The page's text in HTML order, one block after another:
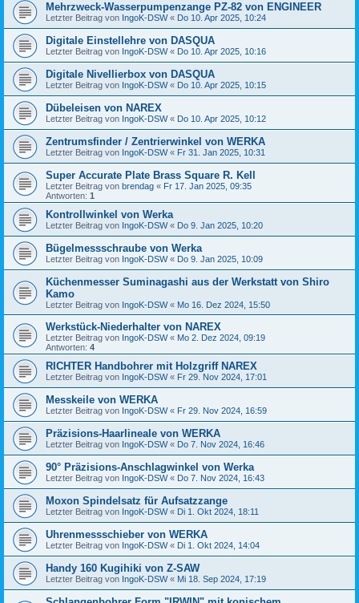
Mehrzweck-Wasserpumpenzange PZ-82 von ENGINEER
Letzter Beitrag von IngoK-DSW« Do 10. Apr 2025, 10:24
Digitale Einstellehre von DASQUA
Letzter Beitrag von IngoK-DSW« Do 10. Apr 2025, 10:16
Digitale Nivellierbox von DASQUA
Letzter Beitrag von IngoK-DSW« Do 10. Apr 2025, 10:15
Dübeleisen von NAREX
Letzter Beitrag von IngoK-DSW« Do 10. Apr 2025, 10:12
Zentrumsfinder / Zentrierwinkel von WERKA
Letzter Beitrag von IngoK-DSW« Fr 31. Jan 2025, 10:31
Super Accurate Plate Brass Square R. Kell
Letzter Beitrag von brendag « Fr 17. Jan 2025, 09:35
Antworten: 1
Kontrollwinkel von Werka
Letzter Beitrag von IngoK-DSW« Do 9. Jan 2025, 10:20
Bügelmessschraube von Werka
Letzter Beitrag von IngoK-DSW« Do 9. Jan 2025, 10:09
Küchenmesser Suminagashi aus der Werkstatt von Shiro
Kamo
Letzter Beitrag von IngoK-DSW« Mo 16. Dez 2024, 15:50
Werkstück-Niederhalter von NAREX
Letzter Beitrag von IngoK-DSW« Mo 2. Dez 2024, 09:19
Antworten: 4
RICHTER Handbohrer mit Holzgriff NAREX
Letzter Beitrag von IngoK-DSW« Fr 29. Nov 2024, 17:01
Messkeile von WERKA
Letzter Beitrag von IngoK-DSW« Fr 29. Nov 2024, 16:59
Präzisions-Haarlineale von WERKA
Letzter Beitrag von IngoK-DSW« Do 7. Nov 2024, 16:46
90° Präzisions-Anschlagwinkel von Werka
Letzter Beitrag von IngoK-DSW« Do 7. Nov 2024, 16:43
Moxon Spindelsatz für Aufsatzzange
Letzter Beitrag von IngoK-DSW« Di 1. Okt 2024, 18:11
Uhrenmessschieber von WERKA
Letzter Beitrag von IngoK-DSW« Di 1. Okt 2024, 14:04
Handy 160 Kugihiki von Z-SAW
Letzter Beitrag von IngoK-DSW« Mi 18. Sep 2024, 17:19